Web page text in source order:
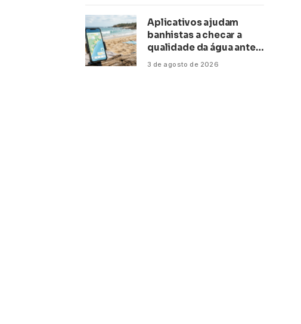
Aplicativos ajudam
banhistas a checar a
qualidade da água antes
de ir à praia
3 de agosto de 2026